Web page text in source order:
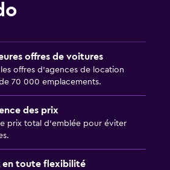
offres de voitures
offres d’agences de location
70 000 emplacements.
des prix
prix total d’emblée pour éviter
en toute flexibilité